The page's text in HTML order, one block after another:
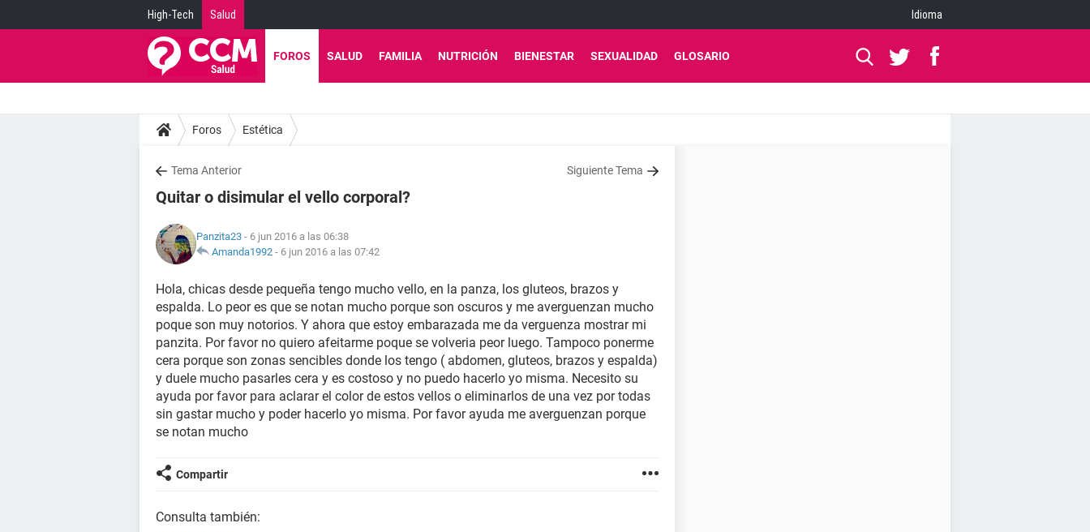
High-Tech Salud Idioma
FOROS SALUD FAMILIA NUTRICIÓN BIENESTAR SEXUALIDAD GLOSARIO
Foros Estética
Tema Anterior Siguiente Tema
Quitar o disimular el vello corporal?
Panzita23 - 6 jun 2016 a las 06:38
Amanda1992 - 6 jun 2016 a las 07:42
Hola, chicas desde pequeña tengo mucho vello, en la panza, los gluteos, brazos y
espalda. Lo peor es que se notan mucho porque son oscuros y me averguenzan mucho
poque son muy notorios. Y ahora que estoy embarazada me da verguenza mostrar mi
panzita. Por favor no quiero afeitarme poque se volveria peor luego. Tampoco ponerme
cera porque son zonas sencibles donde los tengo ( abdomen, gluteos, brazos y espalda)
y duele mucho pasarles cera y es costoso y no puedo hacerlo yo misma. Necesito su
ayuda por favor para aclarar el color de estos vellos o eliminarlos de una vez por todas
sin gastar mucho y poder hacerlo yo misma. Por favor ayuda me averguenzan porque
se notan mucho
Compartir
Consulta también: